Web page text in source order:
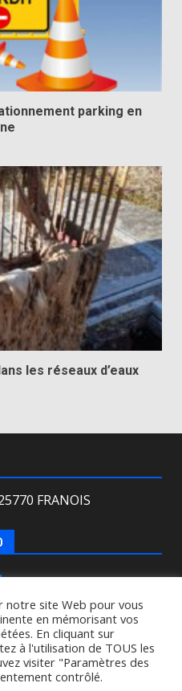
parking en
les réseaux d’eaux
FRANOIS
de : 8h00 à 12h00 et
de 16h30 à 18h30.
notre site Web pour vous
en mémorisant vos
En cliquant sur
à l'utilisation de TOUS les
visiter "Paramètres des
contrôlé.